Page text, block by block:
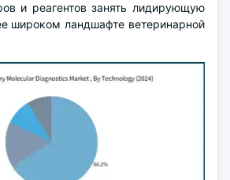
и реагентов занять лидирующую
широком ландшафте ветеринарной